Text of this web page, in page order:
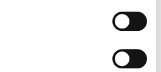
RLTD Rebuilt sport BH